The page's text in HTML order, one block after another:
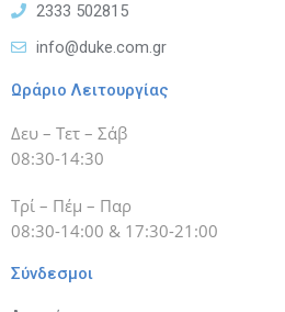
2333 502815
info@duke.com.gr
Ωράριο Λειτουργίας
Δευ – Τετ – Σάβ
08:30-14:30
Τρί – Πέμ – Παρ
08:30-14:00 & 17:30-21:00
Σύνδεσμοι